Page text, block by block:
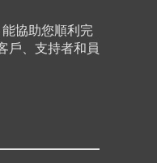
協助您順利完
戶、支持者和員